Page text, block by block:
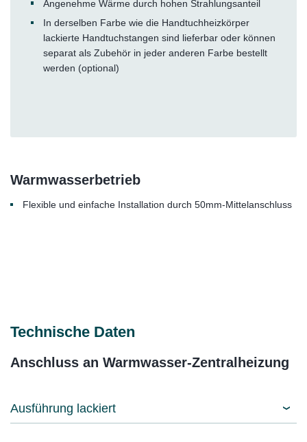
Angenehme Wärme durch hohen Strahlungsanteil
In derselben Farbe wie die Handtuchheizkörper
lackierte Handtuchstangen sind lieferbar oder können
separat als Zubehör in jeder anderen Farbe bestellt
werden (optional)
Warmwasserbetrieb
Flexible und einfache Installation durch 50mm-Mittelanschluss
Technische Daten
Anschluss an Warmwasser-Zentralheizung
Ausführung lackiert